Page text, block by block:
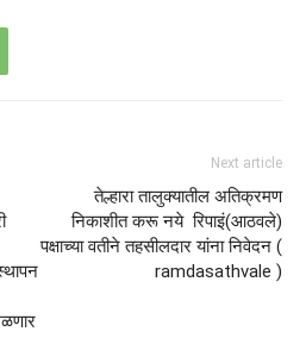
Next article
तेल्हारा तालुक्यातील अतिक्रमण
निकाशीत करू नये रिपाइं(आठवले)
पक्षाच्या वतीने तहसीलदार यांना निवेदन (
ramdasathvale )